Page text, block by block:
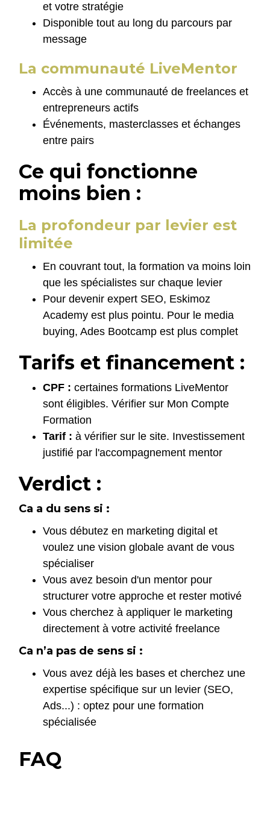
et votre stratégie
Disponible tout au long du parcours par
message
La communauté LiveMentor
Accès à une communauté de freelances et
entrepreneurs actifs
Événements, masterclasses et échanges
entre pairs
Ce qui fonctionne
moins bien :
La profondeur par levier est
limitée
En couvrant tout, la formation va moins loin
que les spécialistes sur chaque levier
Pour devenir expert SEO, Eskimoz
Academy est plus pointu. Pour le media
buying, Ades Bootcamp est plus complet
Tarifs et financement :
CPF : certaines formations LiveMentor
sont éligibles. Vérifier sur Mon Compte
Formation
Tarif : à vérifier sur le site. Investissement
justifié par l'accompagnement mentor
Verdict :
Ca a du sens si :
Vous débutez en marketing digital et
voulez une vision globale avant de vous
spécialiser
Vous avez besoin d'un mentor pour
structurer votre approche et rester motivé
Vous cherchez à appliquer le marketing
directement à votre activité freelance
Ca n’a pas de sens si :
Vous avez déjà les bases et cherchez une
expertise spécifique sur un levier (SEO,
Ads...) : optez pour une formation
spécialisée
FAQ